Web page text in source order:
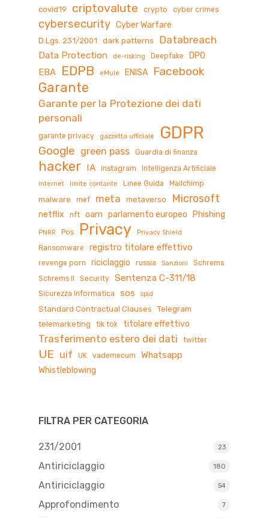
covid19 criptovalute crypto cyber crimes
cybersecurity Cyber Warfare
D.Lgs. 231/2001 dark patterns Databreach
Data Protection de-risking Deepfake DPO
EBA EDPB eMule ENISA Facebook
Garante
Garante per la Protezione dei dati
personali
garante privacy gazzetta ufficiale GDPR
Google green pass Guardia di finanza
hacker IA instagram Intelligenza Artificiale
internet limite contante Linee Guida Mailchimp
malware mef meta metaverso Microsoft
netflix nft oam parlamento europeo Phishing
PNRR Pos Privacy Privacy Shield
Ransomware registro titolare effettivo
revenge porn riciclaggio russia Sanzioni
Schrems
Schrems II
Security Sentenza C-311/18
Sicurezza Informatica sos spid
Standard Contractual Clauses
Telegram
telemarketing
tik tok titolare effettivo
Trasferimento estero dei dati twitter
UE uif UK vademecum Whatsapp
Whistleblowing
FILTRA PER CATEGORIA
231/2001 23
Antiriciclaggio 180
Antiriciclaggio 54
Approfondimento 7